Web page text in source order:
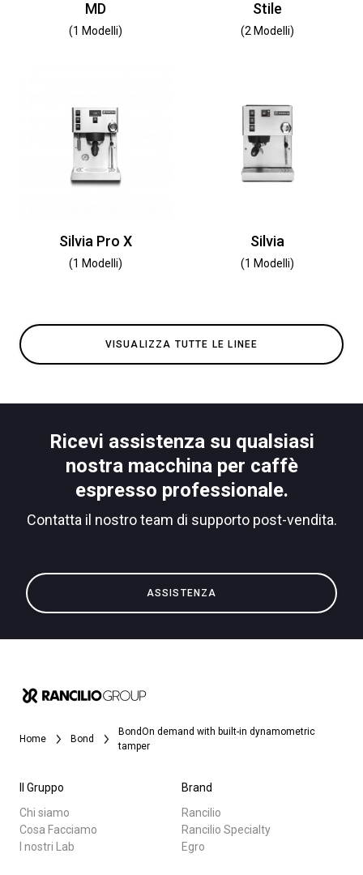
MD
(1 Modelli)
Stile
(2 Modelli)
Silvia Pro X
(1 Modelli)
Silvia
(1 Modelli)
VISUALIZZA TUTTE LE LINEE
Ricevi assistenza su qualsiasi
nostra macchina per caffè
espresso professionale.
Contatta il nostro team di supporto post-vendita.
ASSISTENZA
Home Bond
BondOn demand with built-in dynamometric
tamper
Il Gruppo
Chi siamo
Cosa Facciamo
I nostri Lab
Brand
Rancilio
Rancilio Specialty
Egro